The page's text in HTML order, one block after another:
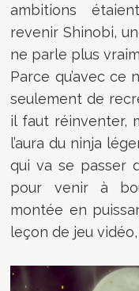
ambitions
revenir Shinobi,
ne parle plus
Parce qu’avec ce
seulement de
il faut réinventer,
l’aura du ninja
qui va se passer
pour venir à
montée en
leçon de jeu vidéo,